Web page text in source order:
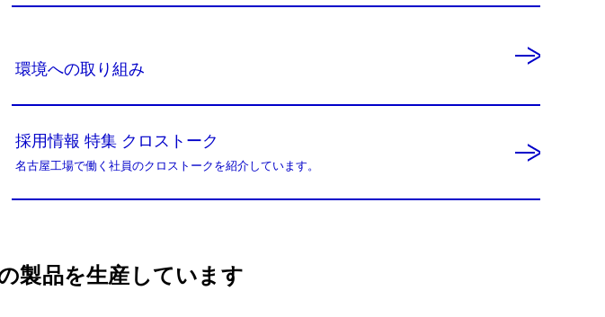
環境への取り組み
採用情報 特集 クロストーク
名古屋工場で働く社員のクロストークを紹介しています。
製品を生産しています